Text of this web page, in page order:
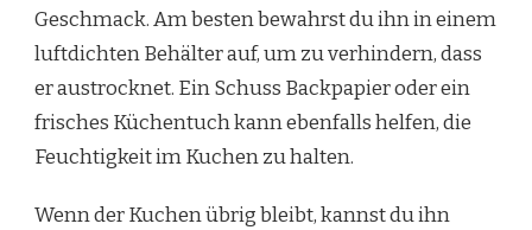
Geschmack. Am besten bewahrst du ihn in einem
luftdichten Behälter auf, um zu verhindern, dass
er austrocknet. Ein Schuss Backpapier oder ein
frisches Küchentuch kann ebenfalls helfen, die
Feuchtigkeit im Kuchen zu halten.
Wenn der Kuchen übrig bleibt, kannst du ihn